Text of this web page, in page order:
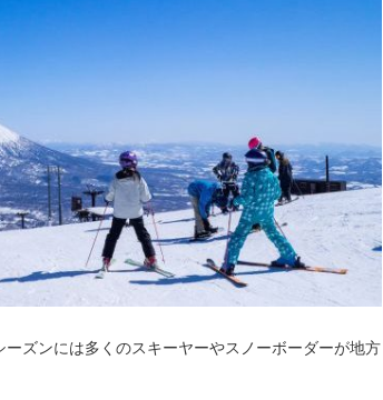
ズンには多くのスキーヤーやスノーボーダーが地方